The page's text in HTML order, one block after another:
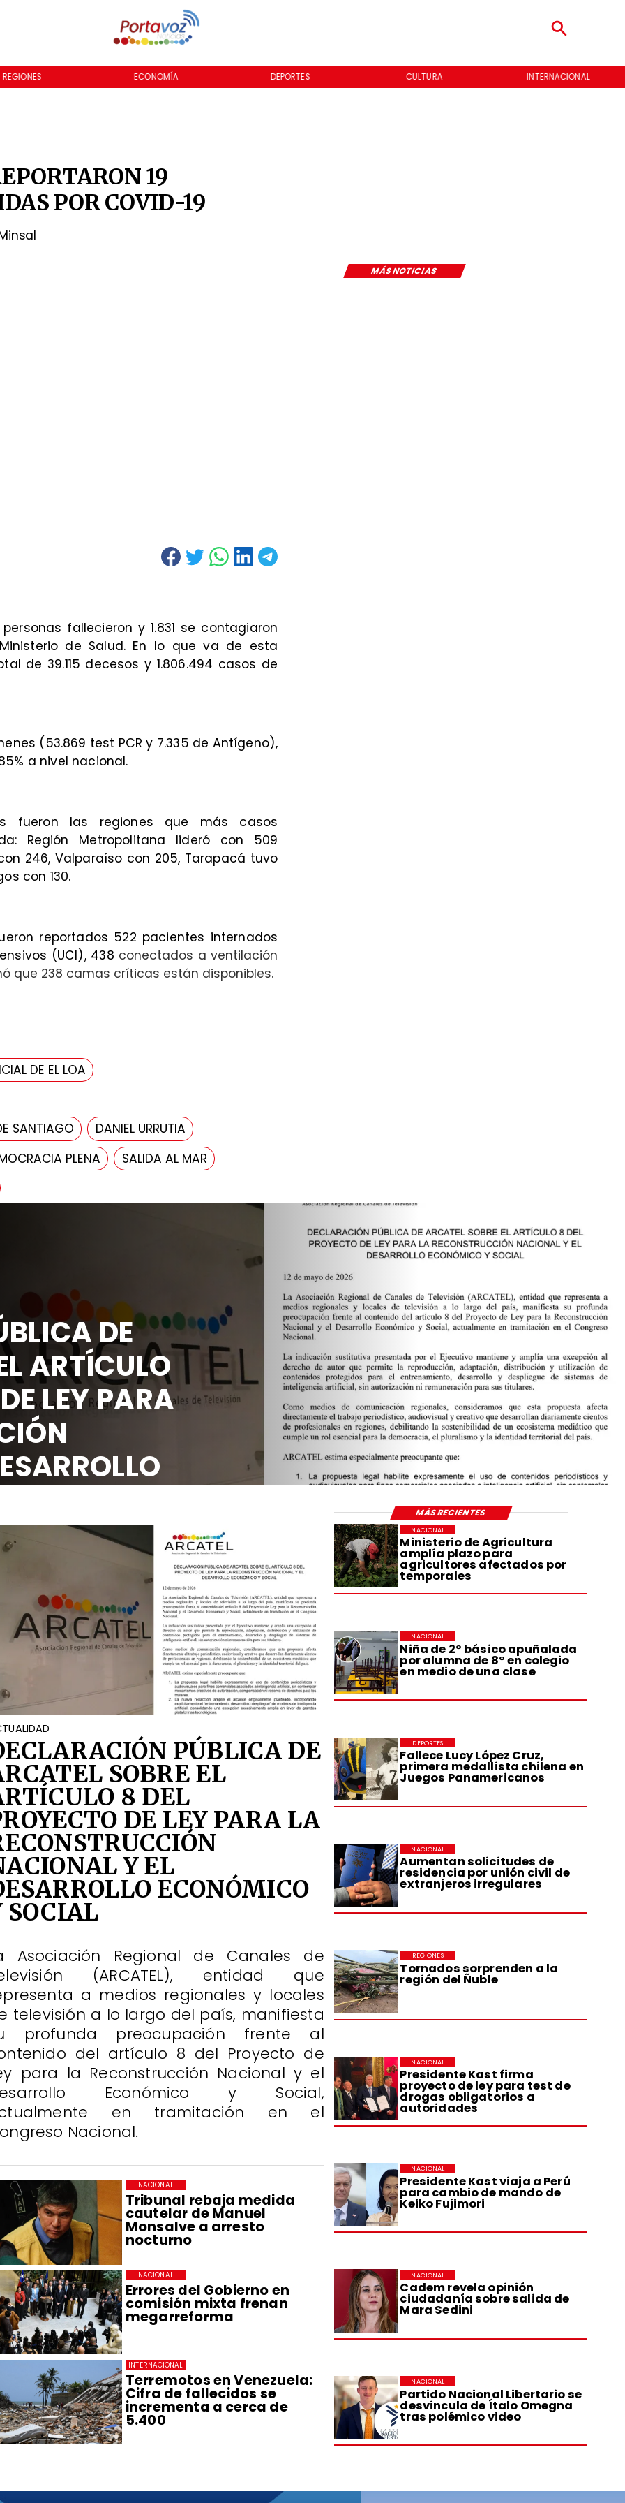
REGIONES ECONOMÍA DEPORTES CULTURA INTERNACIONAL
19
POR COVID-19
MÁS NOTICIAS
fallecieron y 1.831 se contagiaron
de Salud. En lo que va de esta
de 39.115 decesos y 1.806.494 casos de
(53.869 test PCR y 7.335 de Antígeno),
a nivel nacional.
fueron las regiones que más casos
Región Metropolitana lideró con 509
246, Valparaíso con 205, Tarapacá tuvo
con 130.
reportados 522 pacientes internados
(UCI), 438 conectados a ventilación
que 238 camas críticas están disponibles.
DE EL LOA
SANTIAGO
DANIEL URRUTIA
PLENA
SALIDA AL MAR
DE
ARTÍCULO
LEY PARA
Ministerio de Agricultura
amplía plazo para
agricultores afectados por
temporales
NACIONAL
Niña de 2° básico apuñalada
por alumna de 8° en colegio
en medio de una clase
NACIONAL
Fallece Lucy López Cruz,
primera medallista chilena en
Juegos Panamericanos
DEPORTES
Aumentan solicitudes de
residencia por unión civil de
extranjeros irregulares
NACIONAL
Tornados sorprenden a la
región del Ñuble
REGIONES
Presidente Kast firma
proyecto de ley para test de
drogas obligatorios a
autoridades
NACIONAL
Presidente Kast viaja a Perú
para cambio de mando de
Keiko Fujimori
NACIONAL
Cadem revela opinión
ciudadanía sobre salida de
Mara Sedini
NACIONAL
Partido Nacional Libertario se
desvincula de Ítalo Omegna
tras polémico video
NACIONAL
Tribunal rebaja medida
cautelar de Manuel
Monsalve a arresto
nocturno
NACIONAL
Errores del Gobierno en
comisión mixta frenan
megarreforma
NACIONAL
Terremotos en Venezuela:
Cifra de fallecidos se
incrementa a cerca de
5.400
INTERNACIONAL
PÚBLICA DE
SOBRE EL
8 DEL
DE LEY PARA LA
Y EL
ECONÓMICO
SOCIAL
Asociación Regional de Canales de
(ARCATEL), entidad que
a medios regionales y locales
televisión a lo largo del país, manifiesta
profunda preocupación frente al
del artículo 8 del Proyecto de
para la Reconstrucción Nacional y el
Económico y Social,
en tramitación en el
Nacional.
MÁS RECIENTES